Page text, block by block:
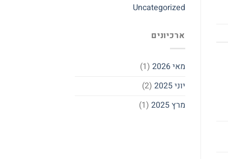
Uncategorized
ארכיונים
מאי 2026
(1)
יוני 2025
(2)
מרץ 2025
(1)